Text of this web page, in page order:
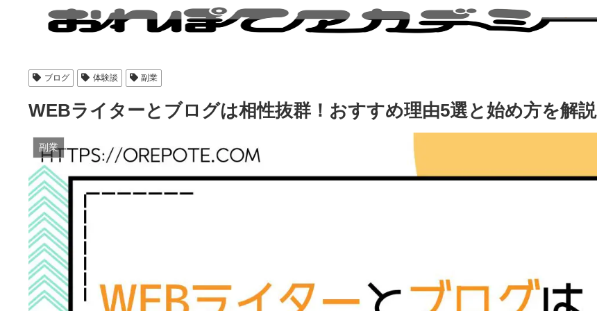
ブログ 体験談 副業
WEBライターとブログは相性抜群！おすすめ理由5選と始め方を解説
副業